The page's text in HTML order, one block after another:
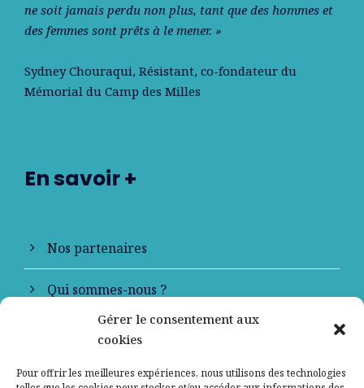
Gérer le consentement aux
cookies
Pour offrir les meilleures expériences, nous utilisons des technologies
ne soit jamais perdu non plus, tant que des hommes et
des femmes sont prêts à le mener. »
Sydney Chouraqui, Résistant, co-fondateur du
Mémorial du Camp des Milles
En savoir +
Nos partenaires
Qui sommes-nous ?
Contactez-nous
Mentions légales